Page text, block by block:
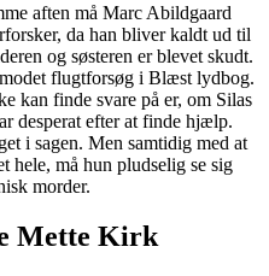
aften må Marc Abildgaard
da han bliver kaldt ud til
og søsteren er blevet skudt.
flugtforsøg i Blæst lydbog.
kan finde svare på er, om Silas
desperat efter at finde hjælp.
i sagen. Men samtidig med at
hele, må hun pludselig se sig
morder.
Mette Kirk